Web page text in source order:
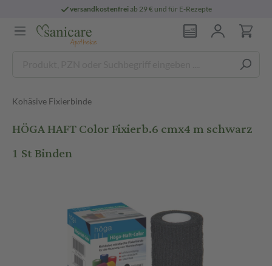
versandkostenfreiab 29 € und für E-Rezepte
Kohäsive Fixierbinde
HÖGA HAFT Color Fixierb.6 cmx4 m schwarz
1 St Binden